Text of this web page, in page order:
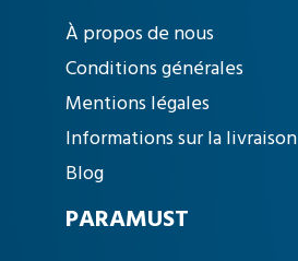
À propos de nous
Conditions générales
Mentions légales
Informations sur la livraison
Blog
PARAMUST